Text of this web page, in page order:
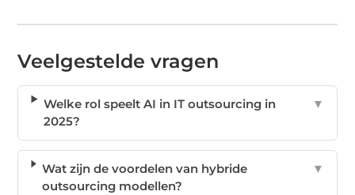
Veelgestelde vragen
Welke rol speelt AI in IT outsourcing in
2025?
▼
Wat zijn de voordelen van hybride
outsourcing modellen?
▼